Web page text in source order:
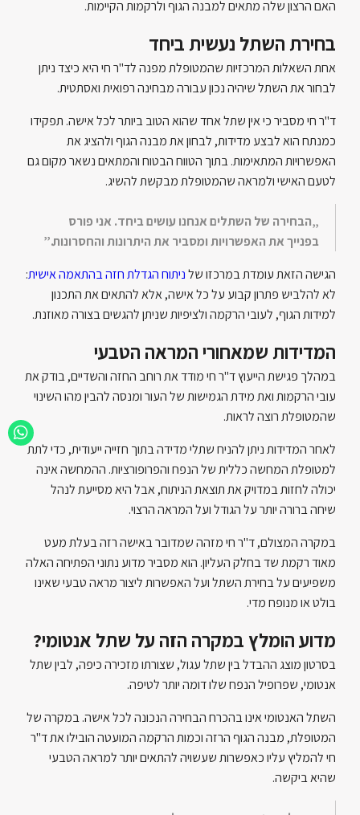
האם הרצון שלה מתאים למבנה הגוף ולרקמות הקיימות.
בחירת השתל נעשית ביחד
אחת השאלות המרכזיות שהמטופלת מפנה לד"ר חי היא כיצד ניתן
לבחור את השתל שיהיה נכון עבורה מבחינה רפואית ואסתטית.
ד"ר חי מסביר כי אין שתל אחד שהוא הטוב ביותר לכל אישה. תפקידו
כמנתח הוא לבצע מדידות, לבחון את מבנה הגוף ולהציג את
האפשרויות המתאימות. בתוך הטווח הבטוח והמתאים נשאר מקום גם
לטעם האישי ולמראה שהמטופלת מבקשת להשיג.
„הבחירה של השתלים אנחנו עושים ביחד. אני פורס
בפנייך את האפשרויות ומסביר את היתרונות והחסרונות.”
הגישה הזאת עומדת במרכזו שלניתוח הגדלת חזה בהתאמה אישית:
לא להלביש פתרון קבוע על כל אישה, אלא להתאים את התכנון
למידות הגוף, לעובי הרקמה ולציפיות שניתן להגשים בצורה מאוזנת.
המדידות שמאחורי המראה הטבעי
במהלך פגישת הייעוץ ד"ר חי מודד את רוחב החזה והשדיים, בודק את
עובי הרקמות ואת מידת הגמישות של העור ומנסה להבין מהו השינוי
שהמטופלת רוצה לראות.
לאחר המדידות ניתן להניח שתלי מדידה בתוך חזייה ייעודית, כדי לתת
למטופלת המחשה כללית של הנפח והפרופורציות. ההמחשה אינה
יכולה לחזות במדויק את תוצאת הניתוח, אבל היא מסייעת לנהל
שיחה ברורה יותר על הגודל ועל המראה הרצוי.
במקרה המצולם, ד"ר חי מזהה שמדובר באישה רזה בעלת מעט
מאוד רקמת שד בחלק העליון. הוא מסביר מדוע נתוני הפתיחה האלה
משפיעים על בחירת השתל ועל האפשרות ליצור מראה טבעי שאינו
בולט או מנופח מדי.
מדוע הומלץ במקרה הזה על שתל אנטומי?
בסרטון מוצג ההבדל בין שתל עגול, שצורתו מזכירה כיפה, לבין שתל
אנטומי, שפרופיל הנפח שלו דומה יותר לטיפה.
השתל האנטומי אינו בהכרח הבחירה הנכונה לכל אישה. במקרה של
המטופלת, מבנה הגוף הרזה וכמות הרקמה המועטה הובילו את ד"ר
חי להמליץ עליו כאפשרות שעשויה להתאים יותר למראה הטבעי
שהיא ביקשה.